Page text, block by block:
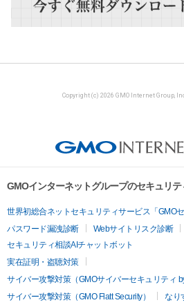
Copyright (c) 2026 GMO Internet Group,
GMOインターネットグループのセキュリ
世界初総合ネットセキュリティサービス「GMOセ
パスワード漏洩診断
Webサイトリスク診断
セキュリティ相談AIチャットボット
実在証明・盗聴対策
サイバー攻撃対策（GMOサイバーセキュリティ
サイバー攻撃対策（GMO Flatt Security）
なり